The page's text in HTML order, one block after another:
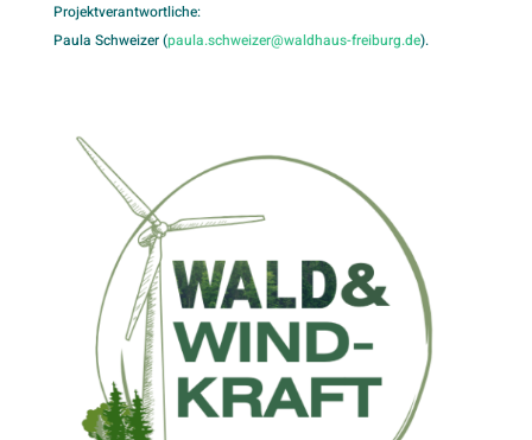
Projektverantwortliche:
Paula Schweizer (paula.schweizer@waldhaus-freiburg.de).